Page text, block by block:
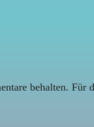
behalten. Für